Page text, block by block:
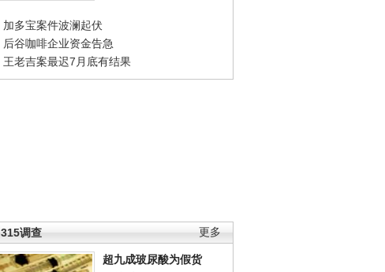
加多宝案件波澜起伏
后谷咖啡企业资金告急
王老吉案最迟7月底有结果
更多
315调查
超九成玻尿酸为假货